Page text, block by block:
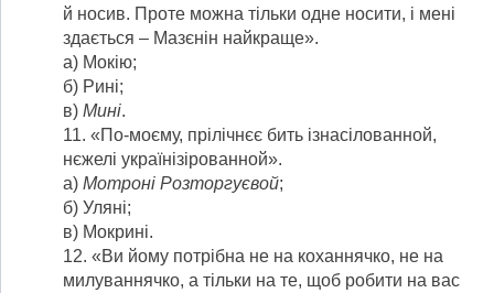
й носив. Проте можна тільки одне носити, і мені
здається – Мазєнін найкраще».
а) Мокію;
б) Рині;
в) Мині.
11. «По-моєму, прілічнєє бить ізнасілованной,
нєжелі українізірованной».
а) Мотроні Розторгуєвой;
б) Уляні;
в) Мокрині.
12. «Ви йому потрібна не на коханнячко, не на
милуваннячко, а тільки на те, щоб робити на вас